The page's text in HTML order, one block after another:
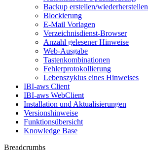
Backup erstellen/wiederherstellen
Blockierung
E-Mail Vorlagen
Verzeichnisdienst-Browser
Anzahl gelesener Hinweise
Web-Ausgabe
Tastenkombinationen
Fehlerprotokollierung
Lebenszyklus eines Hinweises
IBI-aws Client
IBI-aws WebClient
Installation und Aktualisierungen
Versionshinweise
Funktionsübersicht
Knowledge Base
Breadcrumbs